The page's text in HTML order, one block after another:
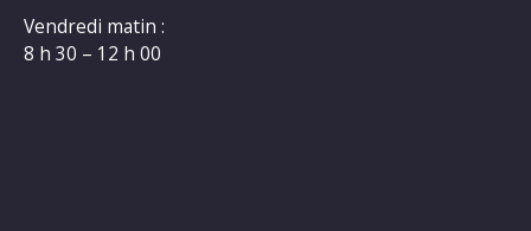
Vendredi matin :
8 h 30 – 12 h 00